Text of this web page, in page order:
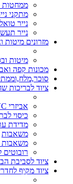
ממחטות
מתקני
נייר
נייר
מזרונים מיטות
מיטות
מכונות קפה
ציוד לבריכות
אביזרי PVC וצינורות
כיסוי
מדידת
משאבות
משאבות
ציוד לסביבת
ציוד מקיף